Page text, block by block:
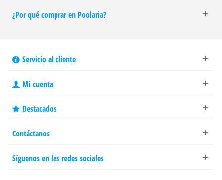
¿Por qué comprar en Poolaria?
Servicio al cliente
Mi cuenta
Destacados
Contáctanos
Síguenos en las redes sociales